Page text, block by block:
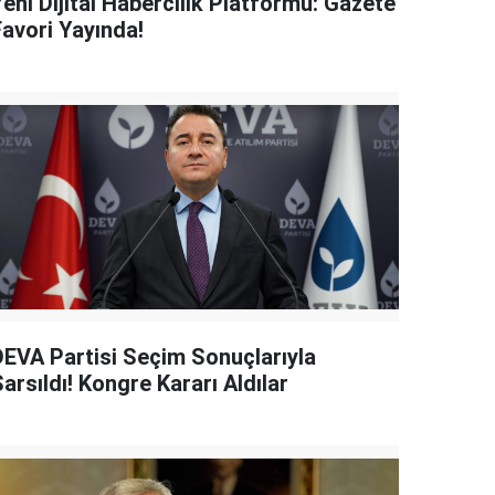
Yayında!
Partisi Seçim Sonuçlarıyla
Kongre Kararı Aldılar